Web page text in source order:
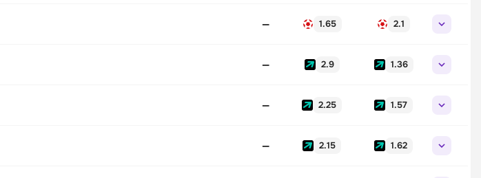
— 1.65 2.1
— 2.9 1.36
— 2.25 1.57
— 2.15 1.62